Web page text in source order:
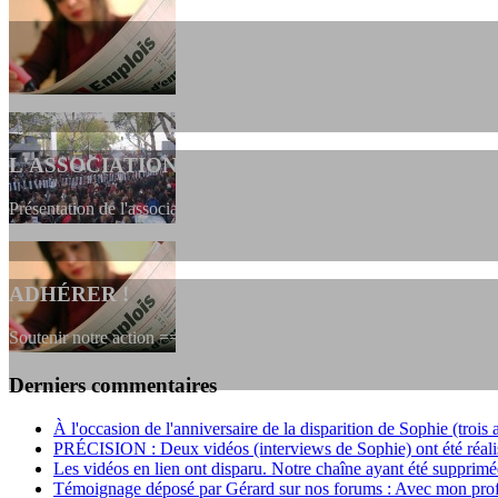
L'ASSOCIATION
Présentation de l'association et de sa charte qui encadre nos actions et
ADHÉRER !
Soutenir notre action ==> Si vous souhaitez adhérer à l’association,
LES FONDATEURS
En 2004, une dizaine de personnes contribuèrent au lancement de
Derniers commentaires
À l'occasion de l'anniversaire de la disparition de Sophie (trois
PRÉCISION : Deux vidéos (interviews de Sophie) ont été
Les vidéos en lien ont disparu. Notre chaîne ayant été
Témoignage déposé par Gérard sur nos forums : Avec mon